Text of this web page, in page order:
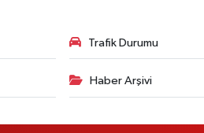
Trafik Durumu
Haber Arşivi